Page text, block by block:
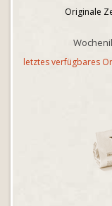
Originale
letztes verfügbares